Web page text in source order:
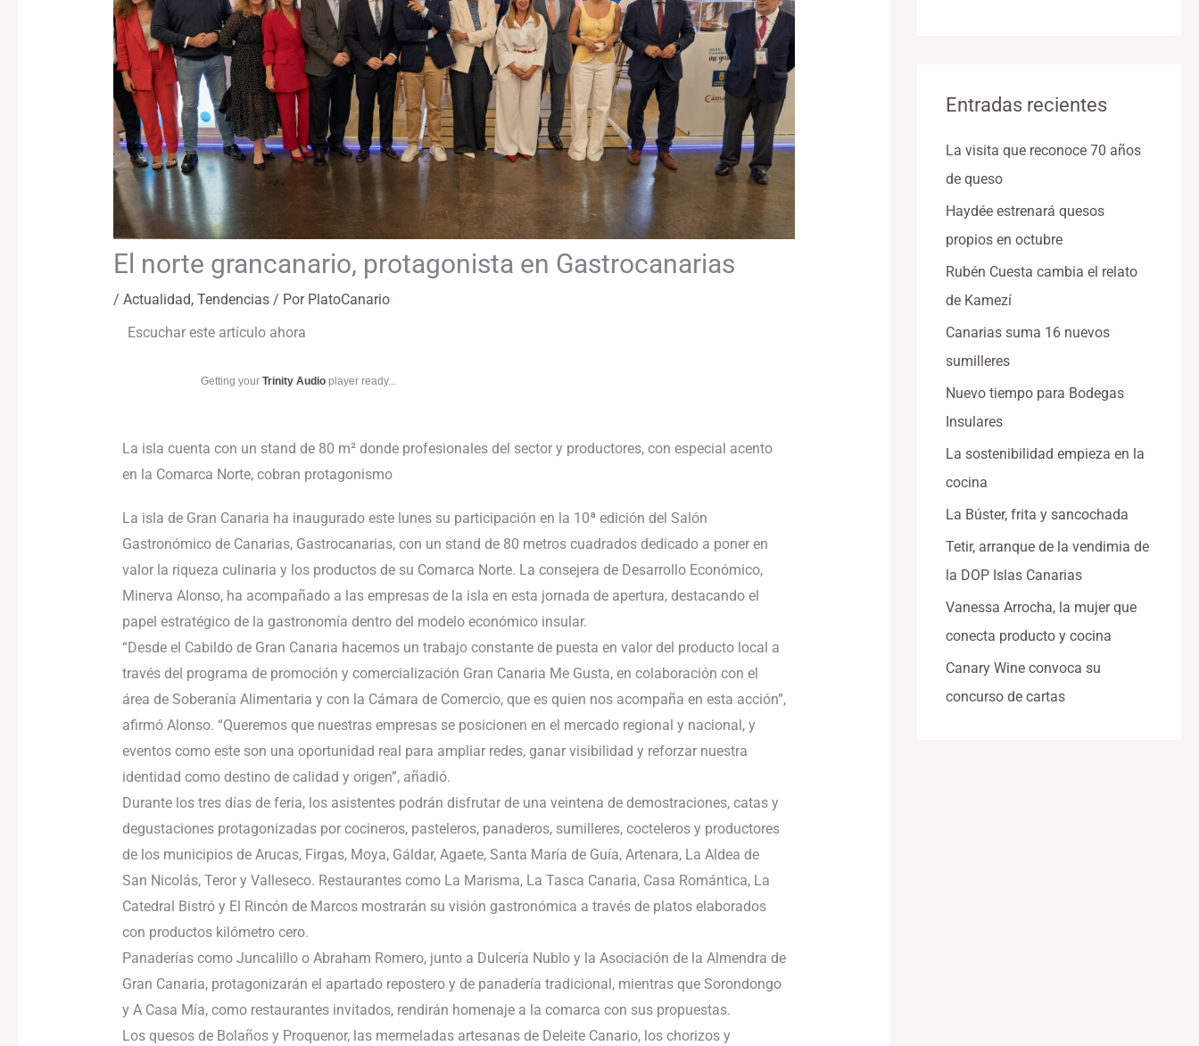
El norte grancanario, protagonista en Gastrocanarias
/ Actualidad, Tendencias/ Por PlatoCanario
Escuchar este artículo ahora
Getting your Trinity Audioplayer ready...
La isla cuenta con un stand de 80 m² donde profesionales del sector y productores, con especial acento
en la Comarca Norte, cobran protagonismo
La isla de Gran Canaria ha inaugurado este lunes su participación en la 10ª edición del Salón
Gastronómico de Canarias, Gastrocanarias, con un stand de 80 metros cuadrados dedicado a poner en
valor la riqueza culinaria y los productos de su Comarca Norte. La consejera de Desarrollo Económico,
Minerva Alonso, ha acompañado a las empresas de la isla en esta jornada de apertura, destacando el
papel estratégico de la gastronomía dentro del modelo económico insular.
“Desde el Cabildo de Gran Canaria hacemos un trabajo constante de puesta en valor del producto local a
través del programa de promoción y comercialización Gran Canaria Me Gusta, en colaboración con el
área de Soberanía Alimentaria y con la Cámara de Comercio, que es quien nos acompaña en esta acción”,
afirmó Alonso. “Queremos que nuestras empresas se posicionen en el mercado regional y nacional, y
eventos como este son una oportunidad real para ampliar redes, ganar visibilidad y reforzar nuestra
identidad como destino de calidad y origen”, añadió.
Durante los tres días de feria, los asistentes podrán disfrutar de una veintena de demostraciones, catas y
degustaciones protagonizadas por cocineros, pasteleros, panaderos, sumilleres, cocteleros y productores
de los municipios de Arucas, Firgas, Moya, Gáldar, Agaete, Santa María de Guía, Artenara, La Aldea de
San Nicolás, Teror y Valleseco. Restaurantes como La Marisma, La Tasca Canaria, Casa Romántica, La
Catedral Bistró y El Rincón de Marcos mostrarán su visión gastronómica a través de platos elaborados
con productos kilómetro cero.
Panaderías como Juncalillo o Abraham Romero, junto a Dulcería Nublo y la Asociación de la Almendra de
Gran Canaria, protagonizarán el apartado repostero y de panadería tradicional, mientras que Sorondongo
y A Casa Mía, como restaurantes invitados, rendirán homenaje a la comarca con sus propuestas.
Los quesos de Bolaños y Proquenor, las mermeladas artesanas de Deleite Canario, los chorizos y
Entradas recientes
La visita que reconoce 70 años
de queso
Haydée estrenará quesos
propios en octubre
Rubén Cuesta cambia el relato
de Kamezí
Canarias suma 16 nuevos
sumilleres
Nuevo tiempo para Bodegas
Insulares
La sostenibilidad empieza en la
cocina
La Búster, frita y sancochada
Tetir, arranque de la vendimia de
la DOP Islas Canarias
Vanessa Arrocha, la mujer que
conecta producto y cocina
Canary Wine convoca su
concurso de cartas